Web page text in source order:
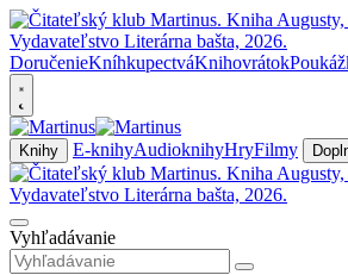
DoručenieKníhkupectváKnihovrátok
Knihy E-knihyAudioknihyHryFilmy
Vyhľadávanie